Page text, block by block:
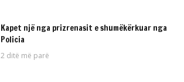
Kapet një nga prizrenasit e shumëkërkuar nga
Policia
2 ditë më parë